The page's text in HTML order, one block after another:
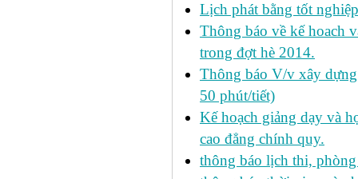
Lịch phát bằng tốt
Thông báo về kế hoach
trong đợt hè 2014.
Thông báo V/v xây
50 phút/tiết)
Kế hoạch giảng dạy và
cao đẳng chính quy.
thông báo lịch thi,